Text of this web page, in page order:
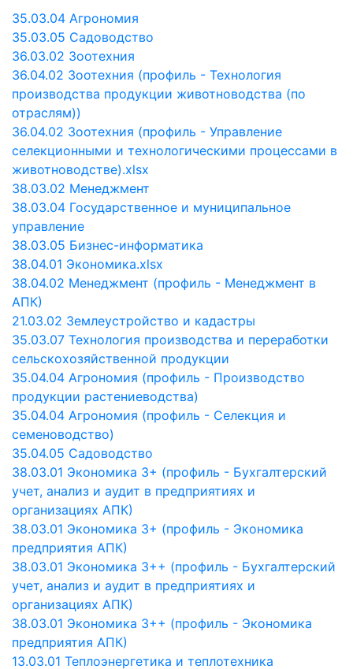
35.03.04 Агрономия
35.03.05 Садоводство
36.03.02 Зоотехния
36.04.02 Зоотехния (профиль - Технология
производства продукции животноводства (по
отраслям))
36.04.02 Зоотехния (профиль - Управление
селекционными и технологическими процессами в
животноводстве).xlsx
38.03.02 Менеджмент
38.03.04 Государственное и муниципальное
управление
38.03.05 Бизнес-информатика
38.04.01 Экономика.xlsx
38.04.02 Менеджмент (профиль - Менеджмент в
АПК)
21.03.02 Землеустройство и кадастры
35.03.07 Технология производства и переработки
сельскохозяйственной продукции
35.04.04 Агрономия (профиль - Производство
продукции растениеводства)
35.04.04 Агрономия (профиль - Селекция и
семеноводство)
35.04.05 Садоводство
38.03.01 Экономика 3+ (профиль - Бухгалтерский
учет, анализ и аудит в предприятиях и
организациях АПК)
38.03.01 Экономика 3+ (профиль - Экономика
предприятия АПК)
38.03.01 Экономика 3++ (профиль - Бухгалтерский
учет, анализ и аудит в предприятиях и
организациях АПК)
38.03.01 Экономика 3++ (профиль - Экономика
предприятия АПК)
13.03.01 Теплоэнергетика и теплотехника